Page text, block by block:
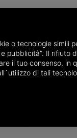
province of Vercelli
o tecnologie simili
pubblicità”. Il
il tuo consenso, in
di tali